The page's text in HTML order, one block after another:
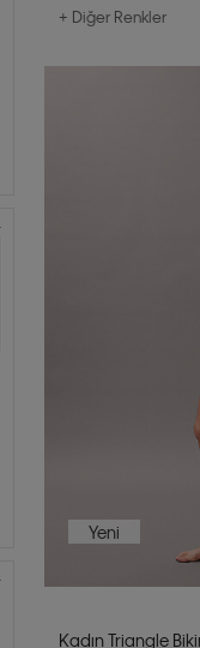
+ Diğer Renkler
Yeni
Kadın Triangle